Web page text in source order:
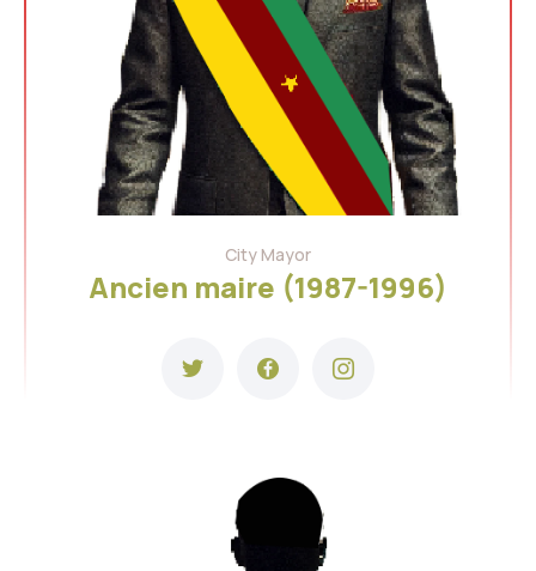
City Mayor
Ancien maire (1987-1996)